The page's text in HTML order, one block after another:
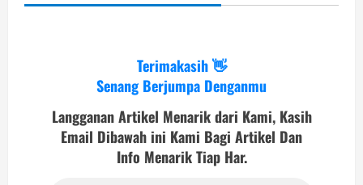
Terimakasih 👋
Senang Berjumpa Denganmu
Langganan Artikel Menarik dari Kami, Kasih
Email Dibawah ini Kami Bagi Artikel Dan
Info Menarik Tiap Har.